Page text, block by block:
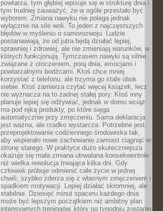
powtarza, tym głębiej wpisuje się w strukturę dnia i
tym trudniej zauważyć, że w ogóle przestało być
wyborem. Zmiana nawyku nie polega jednak
wyłącznie na sile woli. To jeden z najczęstszych
błędów w myśleniu o samorozwoju. Ludzie
postanawiają, że od jutra będą działać lepiej,
sprawniej i zdrowiej, ale nie zmieniają warunków, w
których funkcjonują. Tymczasem nawyki są silnie
związane z otoczeniem, porą dnia, emocjami i
powtarzalnymi bodźcami. Ktoś chce mniej
korzystać z telefonu, ale trzyma go stale obok
siebie. Ktoś zamierza czytać więcej książek, lecz
nie wyznacza na to żadnej stałej pory. Ktoś inny
planuje lepiej się odżywiać, jednak w domu wciąż
ma pod ręką produkty, po które sięga
automatycznie przy zmęczeniu. Sama deklaracja
jest ważna, ale rzadko wystarcza. Potrzebne jest
przeprojektowanie codziennego środowiska tak,
aby wspierało nowe zachowanie zamiast ciągnąć w
stronę starego. W praktyce dużo skuteczniejsza
okazuje się mała zmiana utrwalana konsekwentnie
niż wielka rewolucja trwająca kilka dni. Gdy
człowiek próbuje odmienić całe życie w jednej
chwili, szybko zderza się z własnym zmęczeniem i
spadkiem motywacji. Lepiej działać skromniej, ale
stabilnie. Dziesięć minut spaceru każdego dnia
może być lepszym początkiem niż ambitny plan
intensywnych treningów, który po tygodniu zostanie